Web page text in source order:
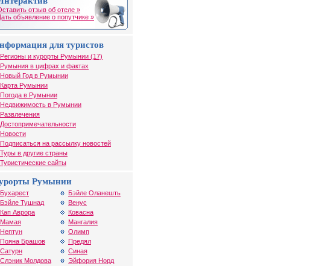
отзыв об отеле »
объявление о попутчике »
для туристов
Регионы и курорты Румынии (17)
Румыния в цифрах и фактах
Новый Год в Румынии
Карта Румынии
Погода в Румынии
Недвижимость в Румынии
Развлечения
Достопримечательности
Новости
Подписаться на рассылку новостей
Туры в другие страны
Туристические сайты
Румынии
Бухарест
Бэйле Тушнад
Кап Аврора
Мамая
Нептун
Пояна Брашов
Сатурн
Слэник Молдова
Бэйле Оланешть
Венус
Ковасна
Мангалия
Олимп
Предял
Синая
Эйфория Норд